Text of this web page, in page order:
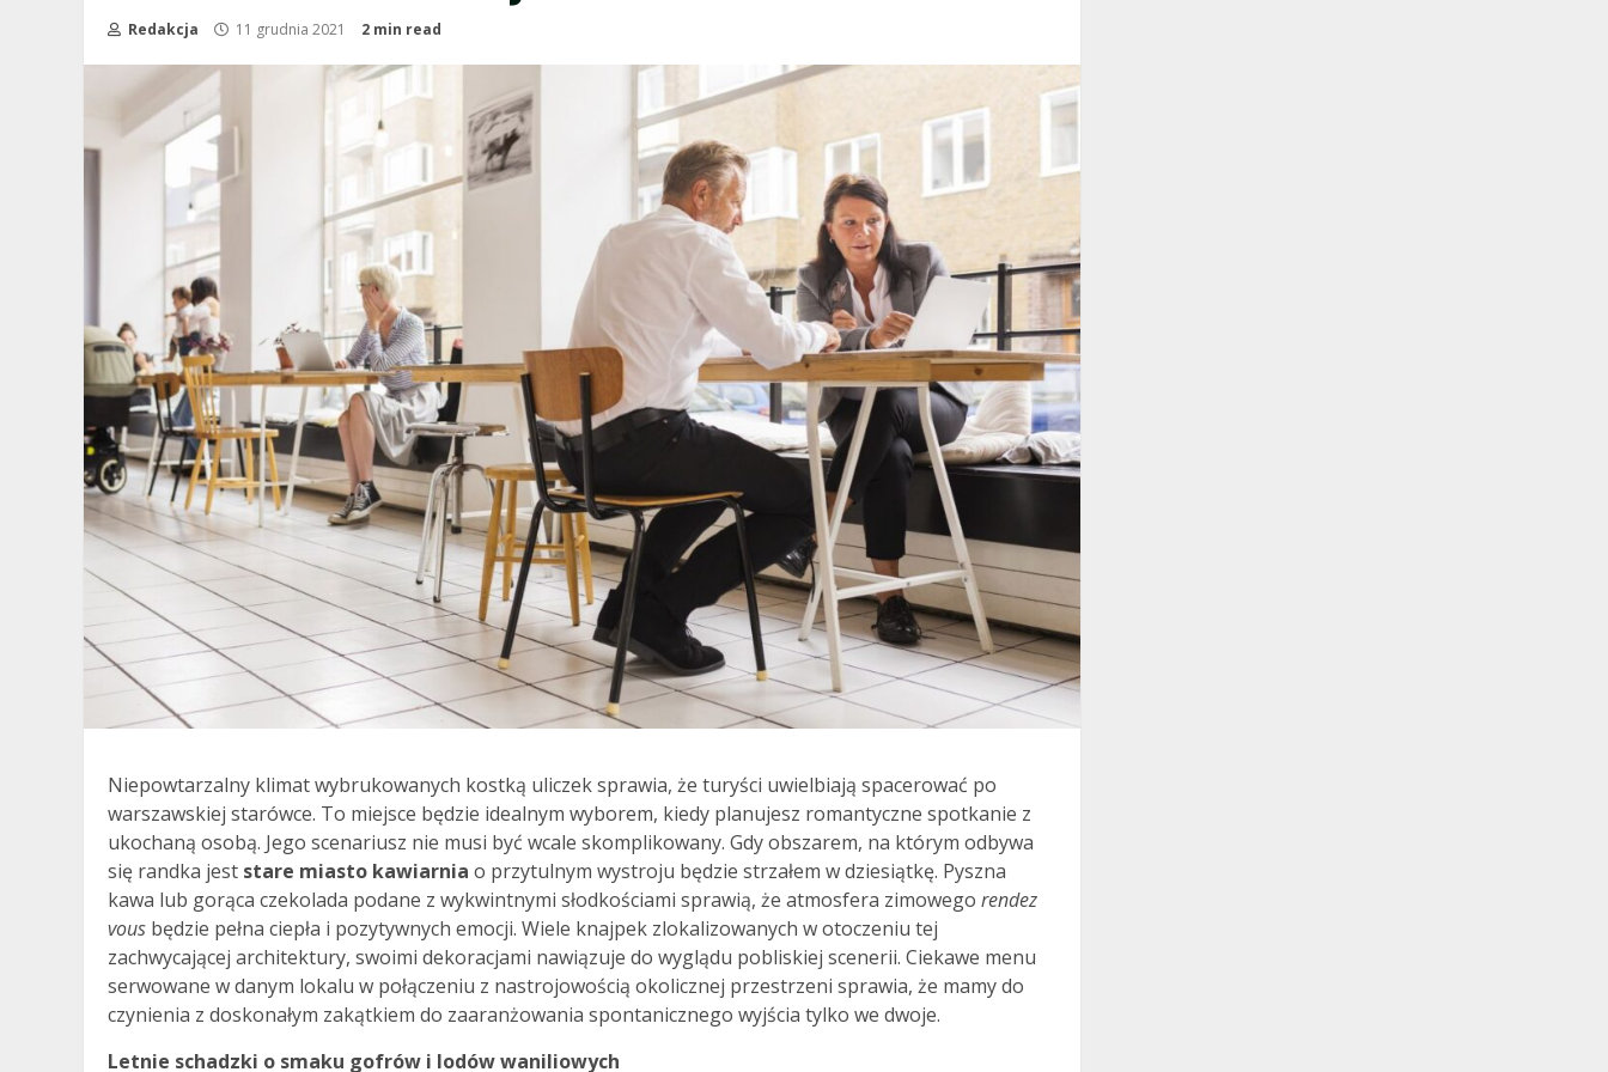
Redakcja 11 grudnia 2021 2 min read
Niepowtarzalny klimat wybrukowanych kostką uliczek sprawia, że turyści uwielbiają spacerować po
warszawskiej starówce. To miejsce będzie idealnym wyborem, kiedy planujesz romantyczne spotkanie z
ukochaną osobą. Jego scenariusz nie musi być wcale skomplikowany. Gdy obszarem, na którym odbywa
się randka jest stare miasto kawiarnia o przytulnym wystroju będzie strzałem w dziesiątkę. Pyszna
kawa lub gorąca czekolada podane z wykwintnymi słodkościami sprawią, że atmosfera zimowego rendez
vous będzie pełna ciepła i pozytywnych emocji. Wiele knajpek zlokalizowanych w otoczeniu tej
zachwycającej architektury, swoimi dekoracjami nawiązuje do wyglądu pobliskiej scenerii. Ciekawe menu
serwowane w danym lokalu w połączeniu z nastrojowością okolicznej przestrzeni sprawia, że mamy do
czynienia z doskonałym zakątkiem do zaaranżowania spontanicznego wyjścia tylko we dwoje.
Letnie schadzki o smaku gofrów i lodów waniliowych